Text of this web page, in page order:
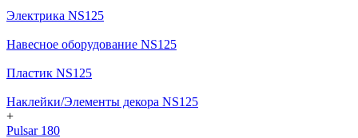
Электрика NS125
Навесное оборудование NS125
Пластик NS125
Наклейки/Элементы декора NS125
+
Pulsar 180